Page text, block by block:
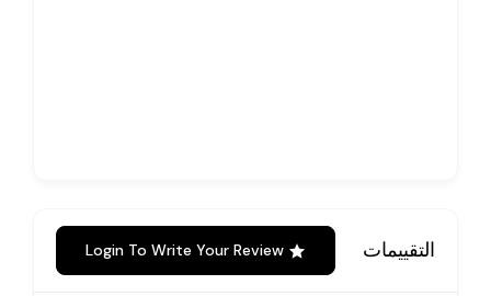
التقييمات Login To Write Your Review